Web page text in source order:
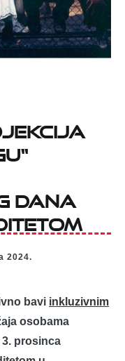
dana
2024.
bavi inkluzivnim
osobama
prosinca